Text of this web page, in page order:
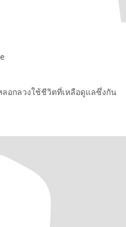
ลอกลวงใช้ชีวิตที่เหลือดูแลซึ่งกัน